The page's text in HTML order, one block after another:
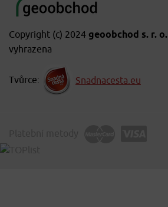
Copyright (c) 2024 geoobchod s. r. o.
vyhrazena
Tvůrce: Snadnacesta.eu